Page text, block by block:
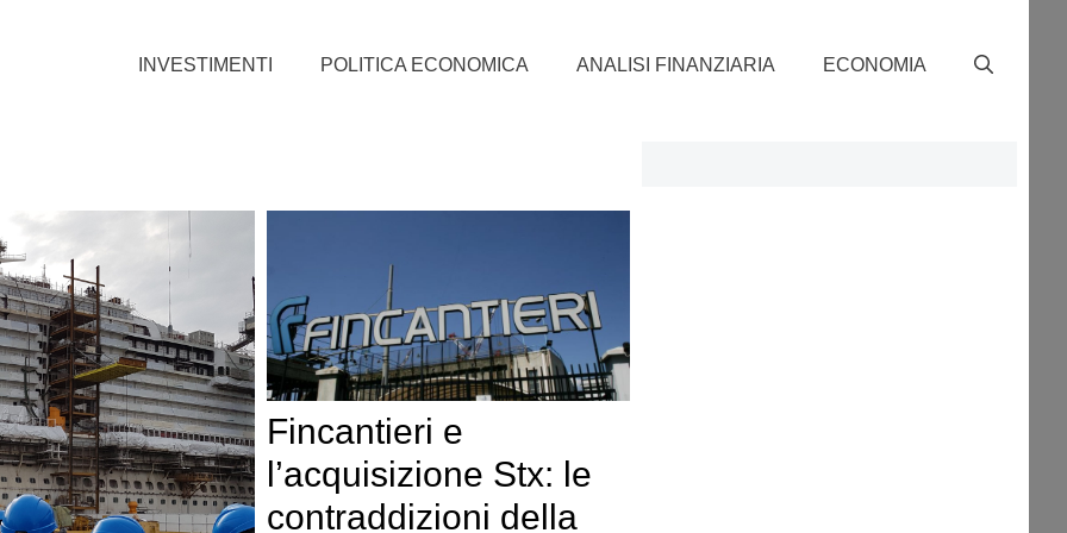
INVESTIMENTI POLITICA ECONOMICA ANALISI FINANZIARIA ECONOMIA
Fincantieri e
l’acquisizione Stx: le
contraddizioni della